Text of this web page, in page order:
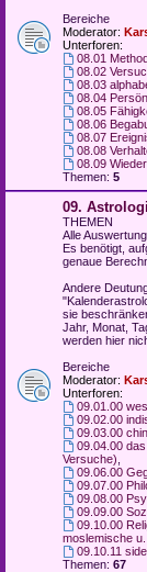
Bereiche
Moderator:
Unterforen:
08.01
08.02
08.03
08.04
08.05
08.06
08.07
08.08
08.09
Themen: 5
09.
THEMEN
Alle
Es benötigt,
genaue
Andere
sie
Jahr, Monat,
werden hier
Bereiche
Moderator:
Unterforen:
09.01.00
09.02.00
09.03.00
09.04.00
Versuche)
09.06.00
09.07.00
09.08.00
09.09.00
09.10.00
moslemische
09.10.11
Themen: 67